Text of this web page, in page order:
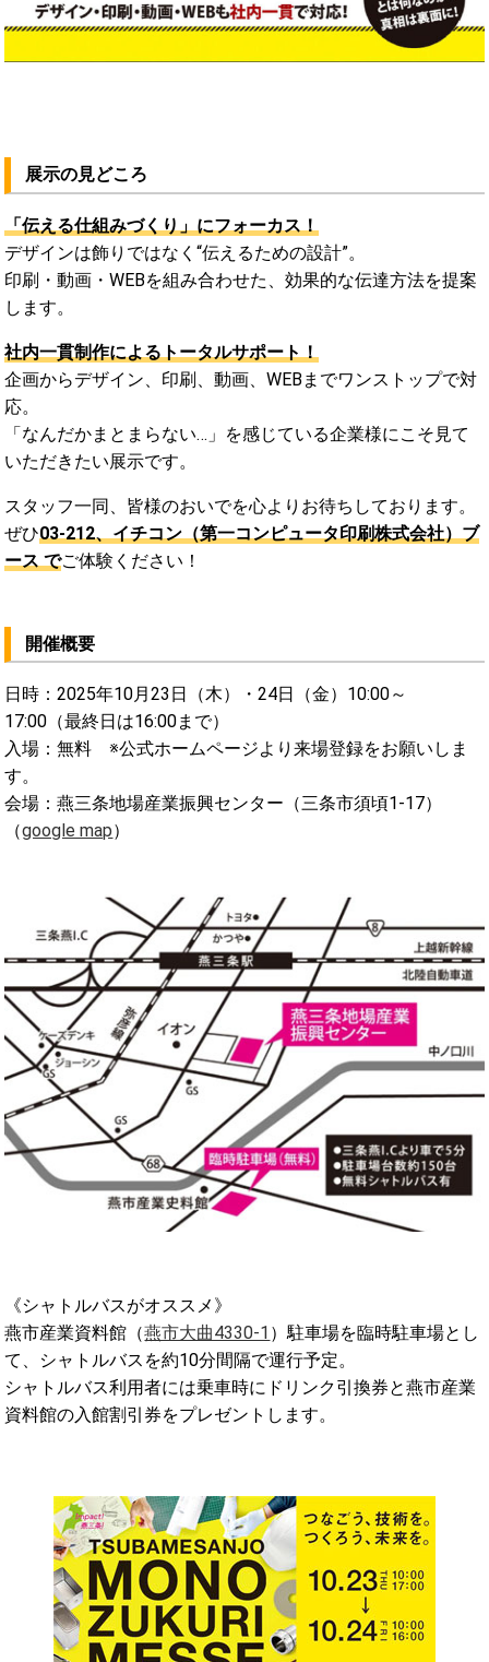
展示の見どころ
「伝える仕組みづくり」にフォーカス！
デザインは飾りではなく“伝えるための設計”。
印刷・動画・WEBを組み合わせた、効果的な伝達方法を提案
します。
社内一貫制作によるトータルサポート！
企画からデザイン、印刷、動画、WEBまでワンストップで対
応。
「なんだかまとまらない…」を感じている企業様にこそ見て
いただきたい展示です。
スタッフ一同、皆様のおいでを心よりお待ちしております。
ぜひ03-212、イチコン（第一コンピュータ印刷株式会社）ブ
ース でご体験ください！
開催概要
日時：2025年10月23日（木）・24日（金）10:00～
17:00（最終日は16:00まで）
入場：無料 ※公式ホームページより来場登録をお願いしま
す。
会場：燕三条地場産業振興センター（三条市須頃1-17）
（google map）
《シャトルバスがオススメ》
燕市産業資料館（燕市大曲4330-1 ）駐車場を臨時駐車場とし
て、シャトルバスを約10分間隔で運行予定。
シャトルバス利用者には乗車時にドリンク引換券と燕市産業
資料館の入館割引券をプレゼントします。